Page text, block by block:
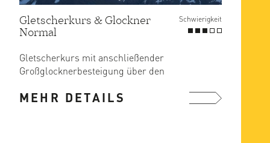
Gletscherkurs & Glockner
Normal
Schwierigkeit
Gletscherkurs mit anschließender
Großglocknerbesteigung über den
MEHR DETAILS